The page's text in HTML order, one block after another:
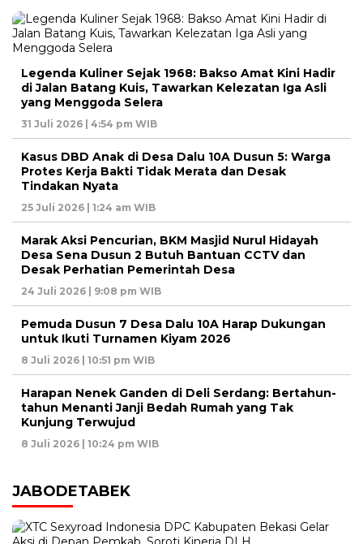
Legenda Kuliner Sejak 1968: Bakso Amat Kini Hadir
di Jalan Batang Kuis, Tawarkan Kelezatan Iga Asli
yang Menggoda Selera
31 Juli 2026 | 4:54 pm WIB
Kasus DBD Anak di Desa Dalu 10A Dusun 5: Warga
Protes Kerja Bakti Tidak Merata dan Desak
Tindakan Nyata
25 Juli 2026 | 1:24 am WIB
Marak Aksi Pencurian, BKM Masjid Nurul Hidayah
Desa Sena Dusun 2 Butuh Bantuan CCTV dan
Desak Perhatian Pemerintah Desa
24 Juli 2026 | 9:08 pm WIB
Pemuda Dusun 7 Desa Dalu 10A Harap Dukungan
untuk Ikuti Turnamen Kiyam 2026
8 Juli 2026 | 10:51 pm WIB
Harapan Nenek Ganden di Deli Serdang: Bertahun-
tahun Menanti Janji Bedah Rumah yang Tak
Kunjung Terwujud
8 Juli 2026 | 10:24 pm WIB
JABODETABEK